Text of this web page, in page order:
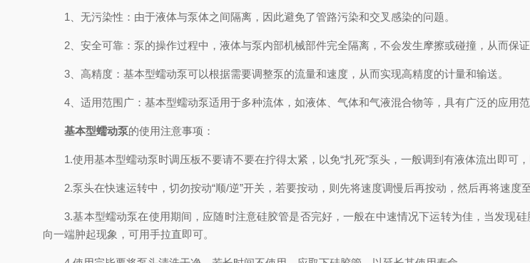
1、无污染性：由于液体与泵体之间隔离，因此避免了管路污染和交叉感染的问题。
2、安全可靠：泵的操作过程中，液体与泵内部机械部件完全隔离，不会发生摩擦或碰撞，从而保证
3、高精度：基本型蠕动泵可以根据需要调整泵的流量和速度，从而实现高精度的计量和输送。
4、适用范围广：基本型蠕动泵适用于多种流体，如液体、气体和气液混合物等，具有广泛的应用范
基本型蠕动泵的使用注意事项：
1.使用基本型蠕动泵时调压板不要请不要在拧得太紧，以免“扎死”泵头，一般调到有液体流出即可
2.泵头在快速运转中，切勿按动“顺/逆”开关，若要按动，则先将速度调慢后再按动，然后再将速度
3.基本型蠕动泵在使用期间，应随时注意硅胶管是否完好，一般在中速情况下运转为佳，当发现
向一端肿起现象，可用手拉直即可。